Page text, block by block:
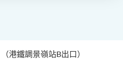
（港鐵調景嶺站B出口）